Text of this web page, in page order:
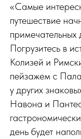
«Самые
путешествие
примечательных
Погрузитесь в
Колизей и
пейзажем с
у других
Навона и
день будет